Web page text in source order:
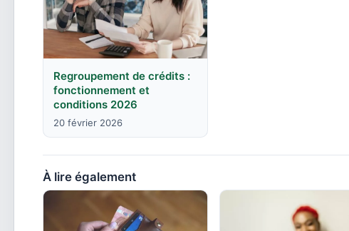
Regroupement de crédits :
fonctionnement et
conditions 2026
20 février 2026
À lire également